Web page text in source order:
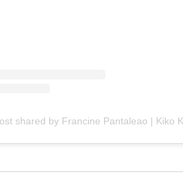
shared by Francine Pantaleao | Kiko